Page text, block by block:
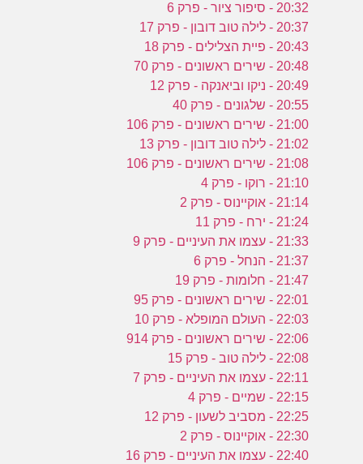
20:32 - סיפור ציור - פרק 6
20:37 - לילה טוב דובון - פרק 17
20:43 - פיית הצלילים - פרק 18
20:48 - שירים ראשונים - פרק 70
20:49 - ניקו וביאנקה - פרק 12
20:55 - שלגונים - פרק 40
21:00 - שירים ראשונים - פרק 106
21:02 - לילה טוב דובון - פרק 13
21:08 - שירים ראשונים - פרק 106
21:10 - רוקו - פרק 4
21:14 - אוקיינוס - פרק 2
21:24 - ירח - פרק 11
21:33 - עצמו את העיניים - פרק 9
21:37 - הנחל - פרק 6
21:47 - חלומות - פרק 19
22:01 - שירים ראשונים - פרק 95
22:03 - העולם המופלא - פרק 10
22:06 - שירים ראשונים - פרק 914
22:08 - לילה טוב - פרק 15
22:11 - עצמו את העיניים - פרק 7
22:15 - שמיים - פרק 4
22:25 - מסביב לשעון - פרק 12
22:30 - אוקיינוס - פרק 2
22:40 - עצמו את העיניים - פרק 16